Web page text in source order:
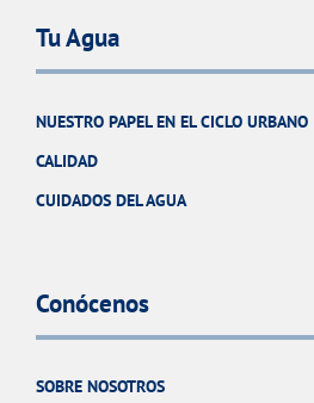
Tu Agua
NUESTRO PAPEL EN EL CICLO URBANO
CALIDAD
CUIDADOS DEL AGUA
Conócenos
SOBRE NOSOTROS